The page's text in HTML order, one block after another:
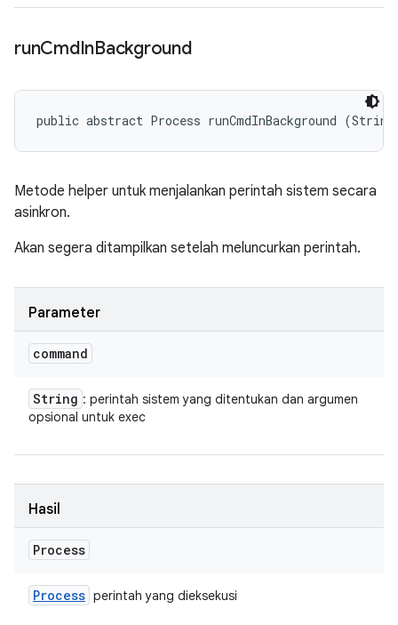
runCmdInBackground
public abstract Process runCmdInBackground
Metode helper untuk menjalankan perintah sistem secara
asinkron.
Akan segera ditampilkan setelah meluncurkan perintah.
Parameter
command
String : perintah sistem yang ditentukan dan argumen
opsional untuk exec
Hasil
Process
Process perintah yang dieksekusi